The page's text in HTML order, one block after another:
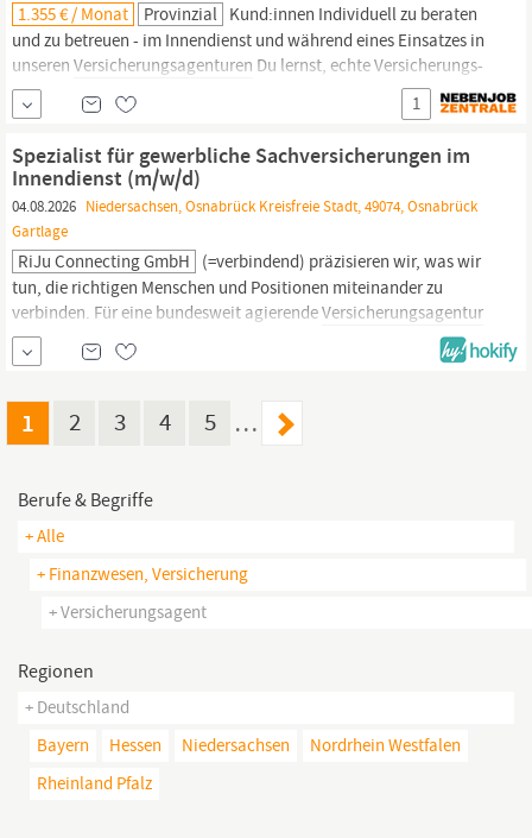
1.355 € / Monat Provinzial Kund:innen Individuell zu beraten
und zu betreuen - im Innendienst und während eines Einsatzes in
unseren Versicherungsagenturen Du lernst, echte Versicherungs-
und Schadenfälle selbstständig zu managen Du gehörst ab Tag 1
zum Team und arbeitest an spannenden Projekten mit Darauf
1
Spezialist für gewerbliche Sachversicherungen im
Innendienst (m/w/d)
04.08.2026 Niedersachsen, Osnabrück Kreisfreie Stadt, 49074, Osnabrück
Gartlage
RiJu Connecting GmbH (=verbindend) präzisieren wir, was wir
tun, die richtigen Menschen und Positionen miteinander zu
verbinden. Für eine bundesweit agierendeVersicherungsagentur
suchen wir zum nächstmöglichen Zeitpunkt einen Spezialisten für
gewerbliche Versicherungen im Innendienst (m/w/d) im Raum
1 2 3 4 5 …
Berufe & Begriffe
+ Alle
+ Finanzwesen, Versicherung
+ Versicherungsagent
Regionen
+ Deutschland
Bayern
Hessen Niedersachsen
Nordrhein Westfalen
Rheinland Pfalz